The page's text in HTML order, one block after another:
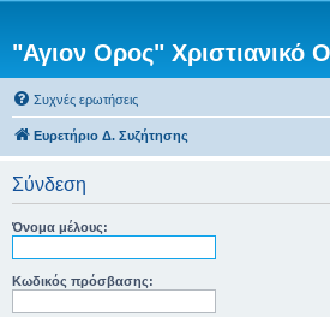
"Αγιον Ορος" Χριστιανικό
Συχνές ερωτήσεις
Ευρετήριο Δ. Συζήτησης
Σύνδεση
Όνομα μέλους:
Κωδικός πρόσβασης: